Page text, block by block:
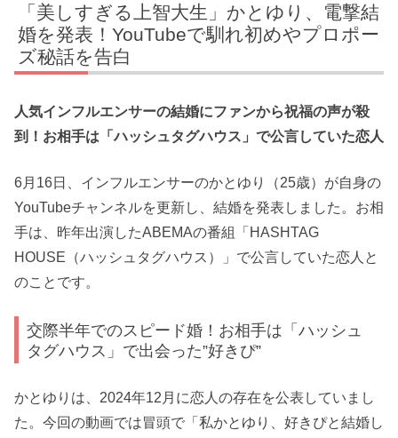
「美しすぎる上智大生」かとゆり、電撃結
婚を発表！YouTubeで馴れ初めやプロポー
ズ秘話を告白
人気インフルエンサーの結婚にファンから祝福の声が殺
到！お相手は「ハッシュタグハウス」で公言していた恋人
6月16日、インフルエンサーのかとゆり（25歳）が自身の
YouTubeチャンネルを更新し、結婚を発表しました。お相
手は、昨年出演したABEMAの番組「HASHTAG
HOUSE（ハッシュタグハウス）」で公言していた恋人と
のことです。
交際半年でのスピード婚！お相手は「ハッシュ
タグハウス」で出会った”好きぴ”
かとゆりは、2024年12月に恋人の存在を公表していまし
た。今回の動画では冒頭で「私かとゆり、好きぴと結婚し